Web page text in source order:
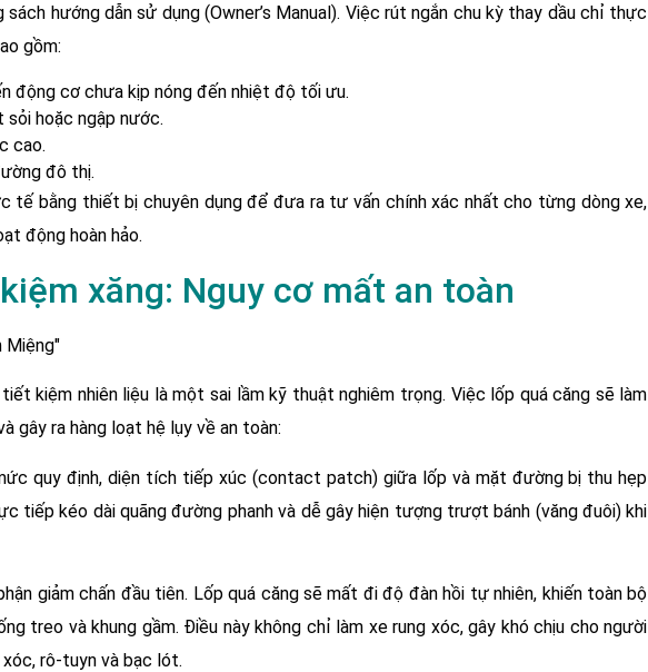
hướng dẫn sử dụng (Owner’s Manual). Việc rút ngắn chu kỳ thay dầu chỉ thực
gồm:
động cơ chưa kịp nóng đến nhiệt độ tối ưu.
sỏi hoặc ngập nước.
cao.
đô thị.
tế bằng thiết bị chuyên dụng để đưa ra tư vấn chính xác nhất cho từng dòng xe,
động hoàn hảo.
xăng: Nguy cơ mất an toàn
kiệm nhiên liệu là một sai lầm kỹ thuật nghiêm trọng. Việc lốp quá căng sẽ làm
gây ra hàng loạt hệ lụy về an toàn:
quy định, diện tích tiếp xúc (contact patch) giữa lốp và mặt đường bị thu hẹp
tiếp kéo dài quãng đường phanh và dễ gây hiện tượng trượt bánh (văng đuôi) khi
giảm chấn đầu tiên. Lốp quá căng sẽ mất đi độ đàn hồi tự nhiên, khiến toàn bộ
treo và khung gầm. Điều này không chỉ làm xe rung xóc, gây khó chịu cho người
rô-tuyn và bạc lót.